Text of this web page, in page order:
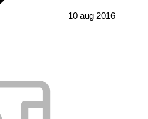
10 aug 2016